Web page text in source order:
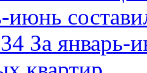
июнь
За январь-